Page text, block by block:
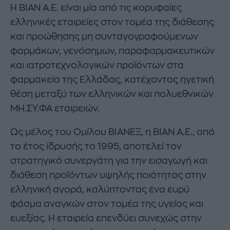
Η ΒΙΑΝ Α.Ε. είναι μία από τις κορυφαίες
ελληνικές εταιρείες στον τομέα της διάθεσης
και προώθησης μη συνταγογραφούμενων
φαρμάκων, γενόσημων, παραφαρμακευτικών
και ιατροτεχνολογικών προϊόντων στα
φαρμακεία της Ελλάδας, κατέχοντας ηγετική
θέση μεταξύ των ελληνικών και πολυεθνικών
ΜΗ.ΣΥ.ΦΑ εταιρειών.
Ως μέλος του Ομίλου ΒΙΑΝΕΞ, η ΒΙΑΝ Α.Ε., από
το έτος ίδρυσής το 1995, αποτελεί τον
στρατηγικό συνεργάτη για την εισαγωγή και
διάθεση προϊόντων υψηλής ποιότητας στην
ελληνική αγορά, καλύπτοντας ένα ευρύ
φάσμα αναγκών στον τομέα της υγείας και
ευεξίας. Η εταιρεία επενδύει συνεχώς στην